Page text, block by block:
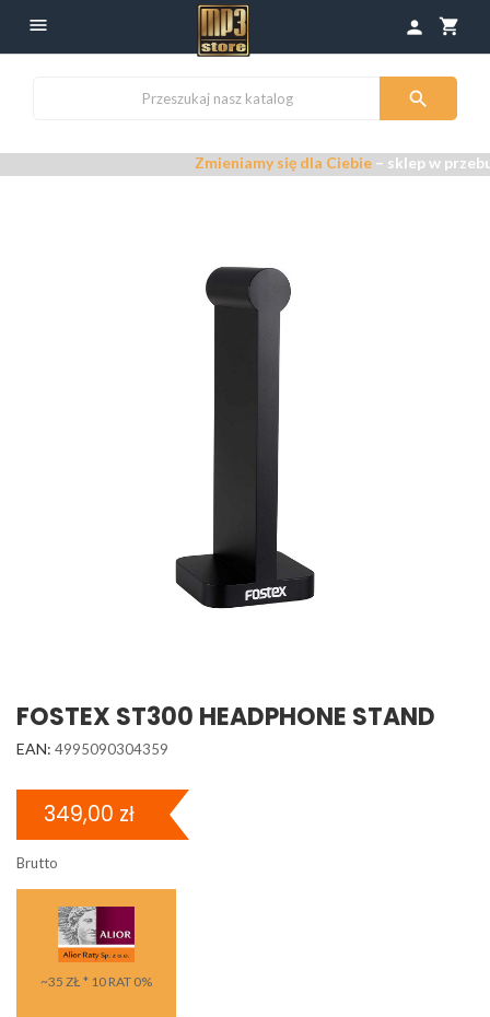
 shopping_cart
person

Zmieniamy się dla Ciebie– sklep w
FOSTEX ST300 HEADPHONE STAND
EAN: 4995090304359
349,00 zł
Brutto
~35 ZŁ * 10 RAT 0%